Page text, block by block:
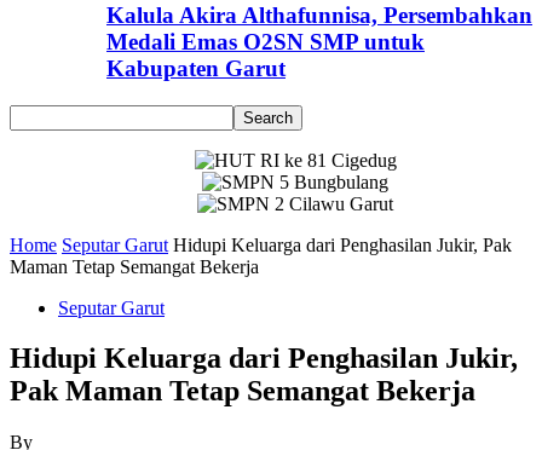
Kalula Akira Althafunnisa, Persembahkan
Medali Emas O2SN SMP untuk
Kabupaten Garut
Home Seputar Garut Hidupi Keluarga dari Penghasilan Jukir, Pak
Maman Tetap Semangat Bekerja
Seputar Garut
Hidupi Keluarga dari Penghasilan Jukir,
Pak Maman Tetap Semangat Bekerja
By